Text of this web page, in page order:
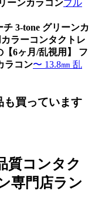
ーンカラコンブル
チ 3-tone グリーンカ
ラーコンタクトレ
【6ヶ月/乱視用】 フ
ラコン〜 13.8㎜ 乱
も買っています
質コンタク
専門店ラン